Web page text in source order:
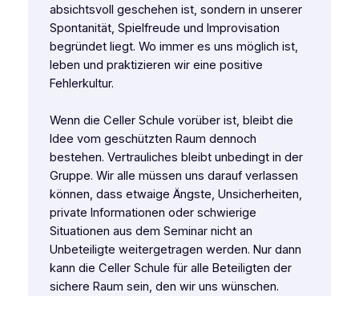
absichtsvoll geschehen ist, sondern in unserer
Spontanität, Spielfreude und Improvisation
begründet liegt. Wo immer es uns möglich ist,
leben und praktizieren wir eine positive
Fehlerkultur.
Wenn die Celler Schule vorüber ist, bleibt die
Idee vom geschützten Raum dennoch
bestehen. Vertrauliches bleibt unbedingt in der
Gruppe. Wir alle müssen uns darauf verlassen
können, dass etwaige Ängste, Unsicherheiten,
private Informationen oder schwierige
Situationen aus dem Seminar nicht an
Unbeteiligte weitergetragen werden. Nur dann
kann die Celler Schule für alle Beteiligten der
sichere Raum sein, den wir uns wünschen.